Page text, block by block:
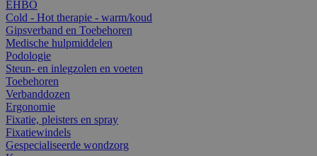
EHBO
Cold - Hot therapie - warm/koud
Gipsverband en Toebehoren
Medische hulpmiddelen
Podologie
Steun- en inlegzolen en voeten
Toebehoren
Verbanddozen
Ergonomie
Fixatie, pleisters en spray
Fixatiewindels
Gespecialiseerde wondzorg